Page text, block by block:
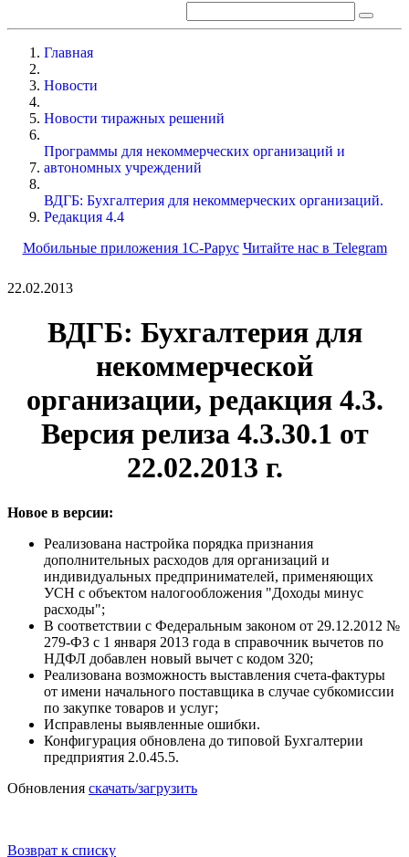
Главная
Новости
Новости тиражных решений
Программы для некоммерческих организаций и
автономных учреждений
ВДГБ: Бухгалтерия для некоммерческих организаций.
Редакция 4.4
Мобильные приложения 1С-Рарус Читайте нас в Telegram
22.02.2013
ВДГБ: Бухгалтерия для
некоммерческой
организации, редакция 4.3.
Версия релиза 4.3.30.1 от
22.02.2013 г.
Новое в версии:
Реализована настройка порядка признания
дополнительных расходов для организаций и
индивидуальных предпринимателей, применяющих
УСН с объектом налогообложения "Доходы минус
расходы";
В соответствии с Федеральным законом от 29.12.2012 №
279-ФЗ с 1 января 2013 года в справочник вычетов по
НДФЛ добавлен новый вычет с кодом 320;
Реализована возможность выставления счета-фактуры
от имени начального поставщика в случае субкомиссии
по закупке товаров и услуг;
Исправлены выявленные ошибки.
Конфигурация обновлена до типовой Бухгалтерии
предприятия 2.0.45.5.
Обновления скачать/загрузить
Возврат к списку